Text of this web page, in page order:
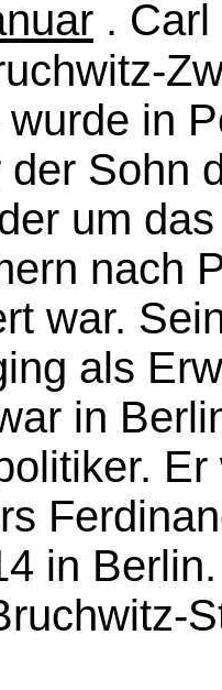
.
in
der Sohn
um
nach
war.
als
in
in